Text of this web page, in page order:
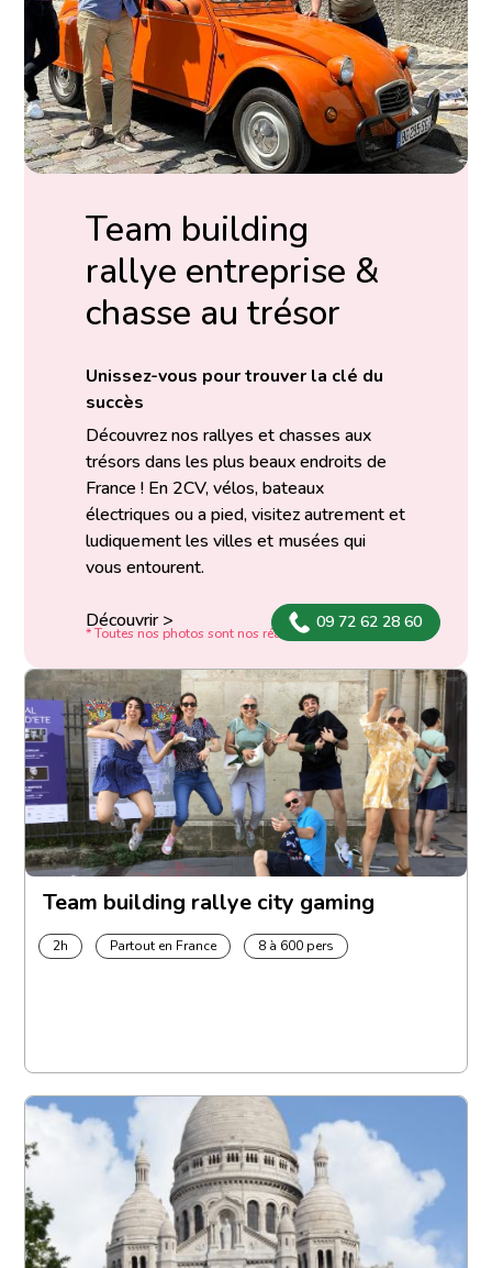
Team building
rallye entreprise &
chasse au trésor
Unissez-vous pour trouver la clé du
succès
Découvrez nos rallyes et chasses aux
trésors dans les plus beaux endroits de
France ! En 2CV, vélos, bateaux
électriques ou a pied, visitez autrement et
ludiquement les villes et musées qui
vous entourent.
Découvrir >
* Toutes nos photos sont nos réalisations
09 72 62 28 60
Team building rallye city gaming
2h Partout en France 8 à 600 pers